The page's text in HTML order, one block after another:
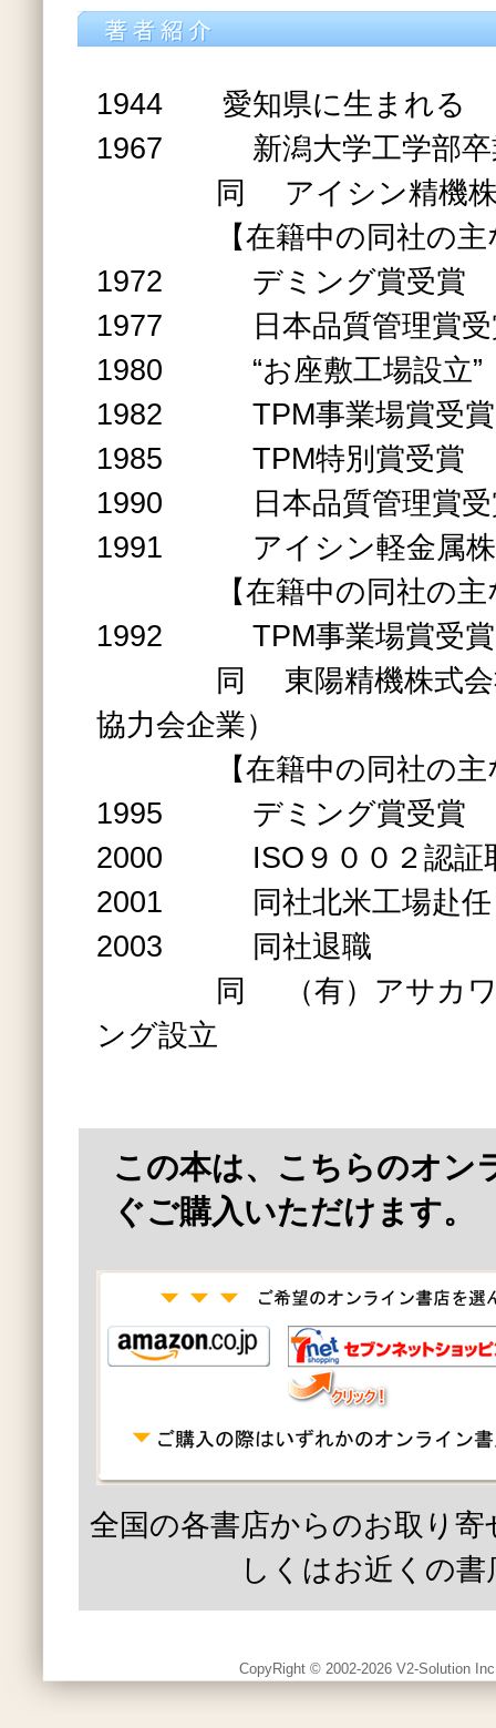
1944 愛知県に生ま
1967 新潟大学工学部
同 アイシン精機株
【在籍中の同社の主
1972 デミング賞受賞
1977 日本品質管理賞受
1980 “お座敷工場設立”
1982 TPM事業場賞受賞
1985 TPM特別賞受賞
1990 日本品質管理賞受
1991 アイシン軽金属株
【在籍中の同社の主
1992 TPM事業場賞受賞
同 東陽精機株式会社
協力会企業）
【在籍中の同社の主
1995 デミング賞受賞
2000 ISO９００２認証
2001 同社北米工場赴任
2003 同社退職
同 （有）アサカワ・
ング設立
この本は、こちらのオン
ぐご購入いただけます。
全国の各書店からのお取り
しくはお近くの書
CopyRight © 2002-2026 V2-Solution